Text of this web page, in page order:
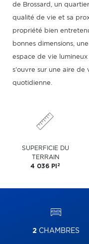
de Brossard, un
qualité de vie et sa
propriété bien
bonnes dimensions,
espace de vie
s'ouvre sur une aire de
quotidienne.
SUPERFICIE DU
TERRAIN
4 036 PI 2
2CHAMBRES